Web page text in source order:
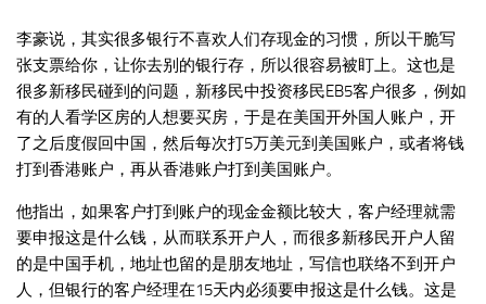
李豪说，其实很多银行不喜欢人们存现金的习惯，所以干脆写
张支票给你，让你去别的银行存，所以很容易被盯上。这也是
很多新移民碰到的问题，新移民中投资移民EB5客户很多，例如
有的人看学区房的人想要买房，于是在美国开外国人账户，开
了之后度假回中国，然后每次打5万美元到美国账户，或者将钱
打到香港账户，再从香港账户打到美国账户。
他指出，如果客户打到账户的现金金额比较大，客户经理就需
要申报这是什么钱，从而联系开户人，而很多新移民开户人留
的是中国手机，地址也留的是朋友地址，写信也联络不到开户
人，但银行的客户经理在15天内必须要申报这是什么钱。这是